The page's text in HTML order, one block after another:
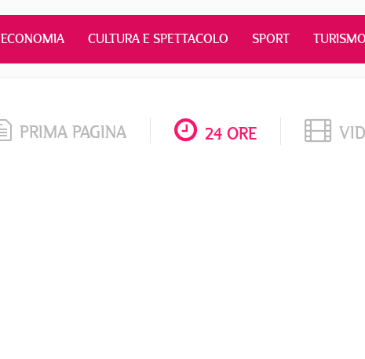
ECONOMIA CULTURA E SPETTACOLO SPORT TURISMO
PRIMA PAGINA 24 ORE